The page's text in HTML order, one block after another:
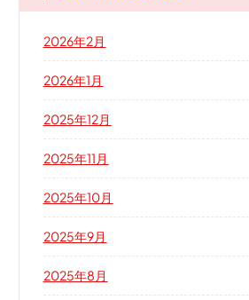
2026年2月
2026年1月
2025年12月
2025年11月
2025年10月
2025年9月
2025年8月